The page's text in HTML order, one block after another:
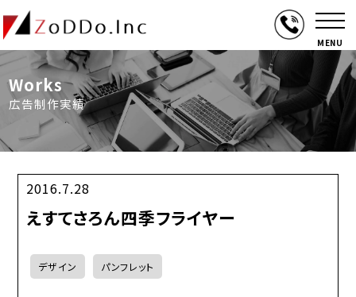
MENU
Works
広告制作実績
2016.7.28
えすてさろん四季フライヤー
デザイン パンフレット